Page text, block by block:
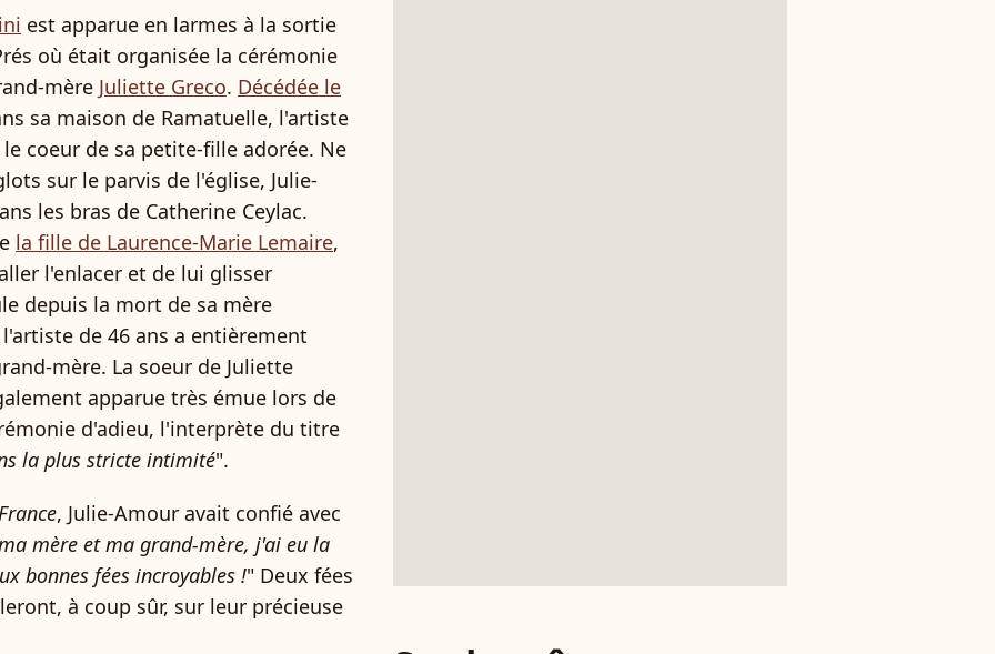
est apparue en larmes à la sortie
où était organisée la cérémonie
mère Juliette Greco. Décédée le
sa maison de Ramatuelle, l'artiste
coeur de sa petite-fille adorée. Ne
sur le parvis de l'église, Julie-
les bras de Catherine Ceylac.
la fille de Laurence-Marie Lemaire,
l'enlacer et de lui glisser
depuis la mort de sa mère
l'artiste de 46 ans a entièrement
mère. La soeur de Juliette
apparue très émue lors de
d'adieu, l'interprète du titre
la plus stricte intimité".
, Julie-Amour avait confié avec
mère et ma grand-mère, j'ai eu la
bonnes fées incroyables !" Deux fées
à coup sûr, sur leur précieuse